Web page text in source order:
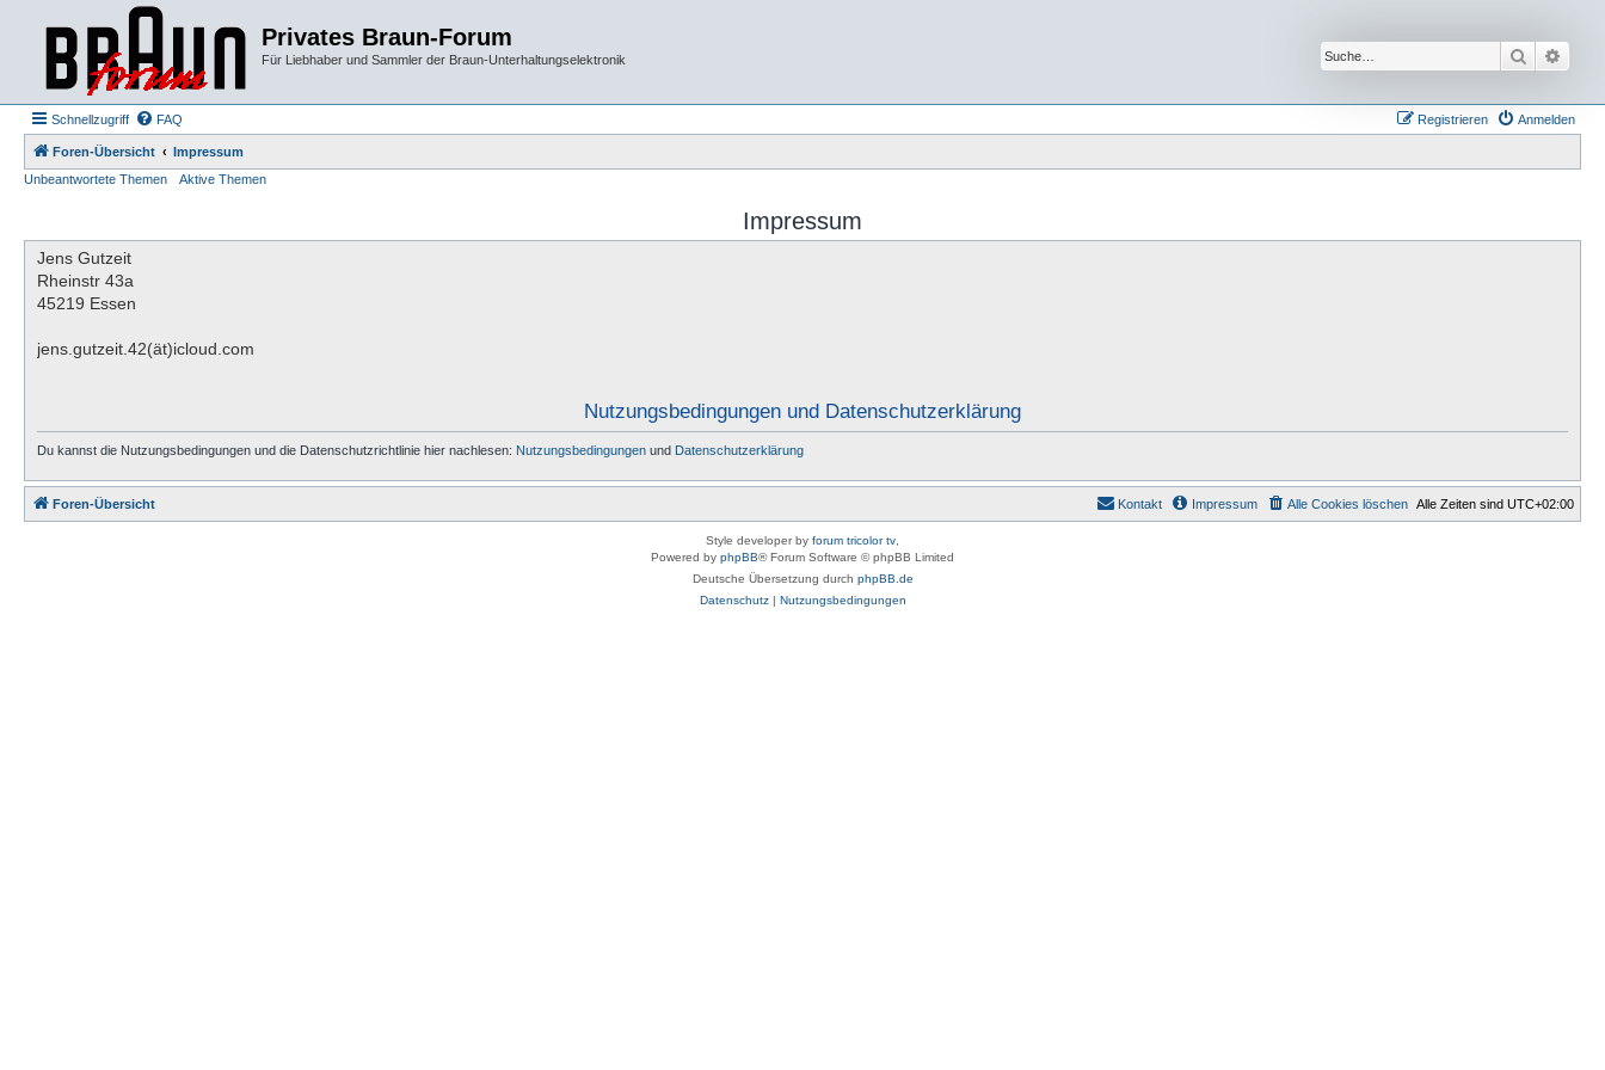
Privates Braun-Forum
Für Liebhaber und Sammler der Braun-Unterhaltungselektronik Suche
Schnellzugriff FAQ Anmelden
Registrieren
Foren-Übersicht
Impressum
Unbeantwortete Themen
Aktive Themen
Impressum
Jens Gutzeit
Rheinstr 43a
45219 Essen
jens.gutzeit.42(ät)icloud.com
Nutzungsbedingungen und Datenschutzerklärung
Du kannst die Nutzungsbedingungen und die Datenschutzrichtlinie hier nachlesen: Nutzungsbedingungen und Datenschutzerklärung
Foren-Übersicht Alle Zeiten sind UTC+02:00
Alle Cookies löschen
Impressum
Kontakt
Style developer by forum tricolor tv
Powered by phpBB® Forum Software © phpBB Limited
Deutsche Übersetzung durch phpBB.de
Datenschutz| Nutzungsbedingungen